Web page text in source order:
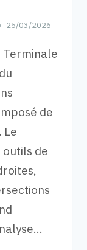
25/03/2026
Terminale
de
Le
de